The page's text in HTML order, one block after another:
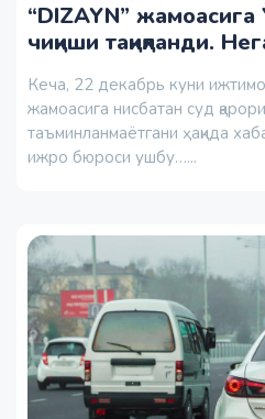
“DIZAYN”
чиқиши тақиқланди.
Кеча, 22 декабрь куни
жамоасига нисбатан суд
таъминланмаётгани ҳақида
ижро бюроси ушбу…...